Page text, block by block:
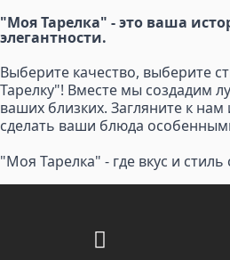
"Моя Тарелка" - это ваша
элегантности.
Выберите качество, выберите
Тарелку"! Вместе мы создадим
ваших близких. Загляните к
сделать ваши блюда
"Моя Тарелка" - где вкус и